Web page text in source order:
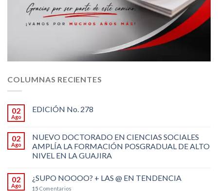
COLUMNAS RECIENTES
02
Ago
EDICIÓN No. 278
02
Ago
NUEVO DOCTORADO EN CIENCIAS SOCIALES
AMPLÍA LA FORMACIÓN POSGRADUAL DE ALTO
NIVEL EN LA GUAJIRA
02
Ago
¿SUPO NOOOO? + LAS @ EN TENDENCIA
15 Comentarios